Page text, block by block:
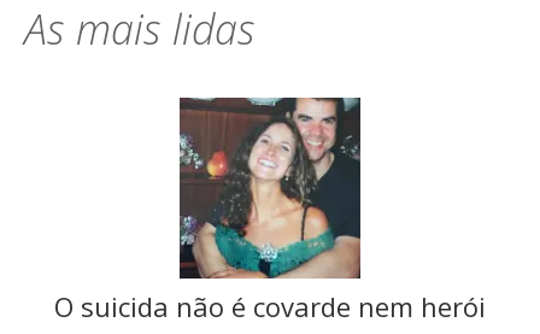
As mais lidas
O suicida não é covarde nem herói